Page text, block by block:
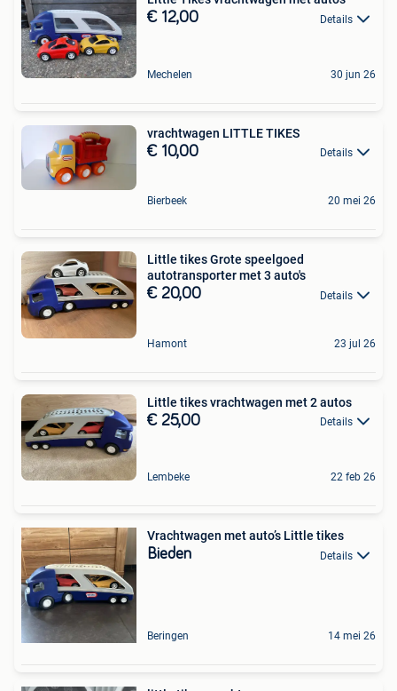
€ 12,00 Details
Mechelen 30 jun 26
vrachtwagen LITTLE TIKES
€ 10,00 Details
Bierbeek 20 mei 26
Little tikes Grote speelgoed
autotransporter met 3 auto's
€ 20,00 Details
Hamont 23 jul 26
Little tikes vrachtwagen met 2 autos
€ 25,00 Details
Lembeke 22 feb 26
Vrachtwagen met auto’s Little tikes
Bieden Details
Beringen 14 mei 26